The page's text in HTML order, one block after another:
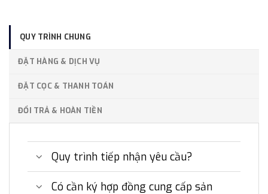
QUY TRÌNH CHUNG
ĐẶT HÀNG & DỊCH VỤ
ĐẶT CỌC & THANH TOÁN
ĐỔI TRẢ & HOÀN TIỀN
Quy trình tiếp nhận yêu cầu?
Có cần ký hợp đồng cung cấp sản